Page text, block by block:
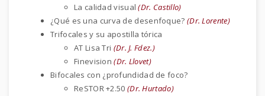
La calidad visual(Dr. Castillo)
¿Qué es una curva de desenfoque? (Dr. Lorente)
Trifocales y su apostilla tórica
AT Lisa Tri (Dr. J. Fdez.)
Finevision(Dr. Llovet)
Bifocales con ¿profundidad de foco?
ReSTOR +2.50 (Dr. Hurtado)